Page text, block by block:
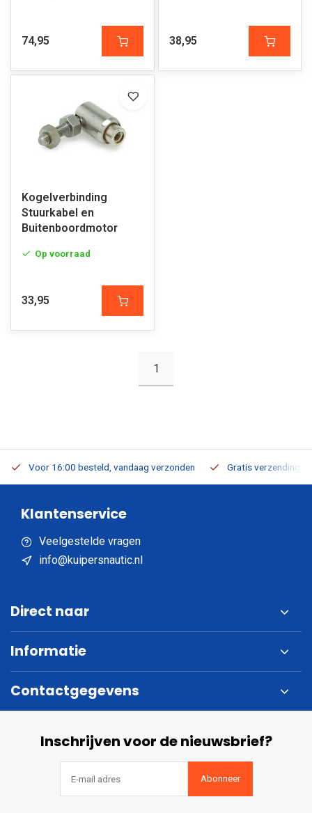
74,95 38,95
Kogelverbinding
Stuurkabel en
Buitenboordmotor
Op voorraad
33,95
1
Voor 16:00 besteld, vandaag verzonden Gratis verzending
Klantenservice
Veelgestelde vragen
info@kuipersnautic.nl
Direct naar
Informatie
Contactgegevens
Inschrijven voor de nieuwsbrief?
Abonneer